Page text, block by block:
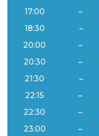
17:00
–
18:30
–
20:00
–
20:30
–
21:30
–
22:15
–
22:30
–
23:00
–